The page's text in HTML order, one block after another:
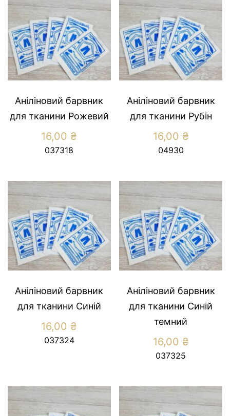
Аніліновий барвник
для тканини Рожевий
16,00 ₴
037318
Аніліновий барвник
для тканини Рубін
16,00 ₴
04930
Аніліновий барвник
для тканини Синій
16,00 ₴
037324
Аніліновий барвник
для тканини Синій
темний
16,00 ₴
037325